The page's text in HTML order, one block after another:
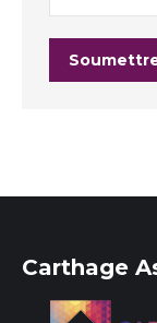
Carthage